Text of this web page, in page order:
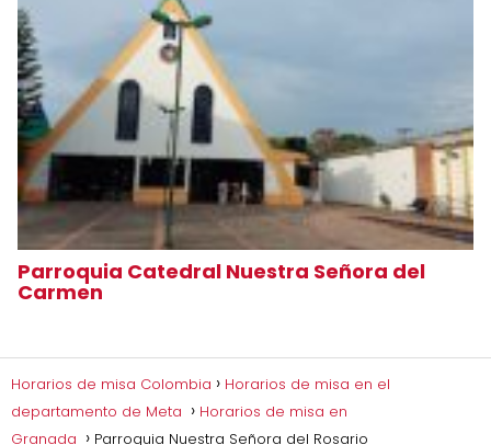
Parroquia Catedral Nuestra Señora del
Carmen
Horarios de misa Colombia
Horarios de misa en el
departamento de Meta
Horarios de misa en
Granada
Parroquia Nuestra Señora del Rosario